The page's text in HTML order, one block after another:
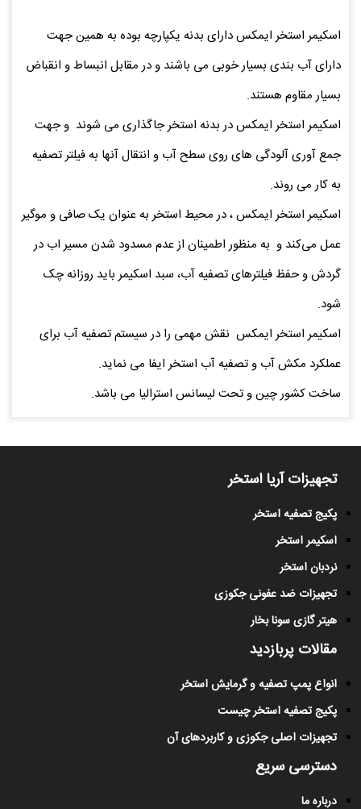
اسکیمر استخر ایمکس دارای بدنه یکپارچه بوده به همین جهت
دارای آب بندی بسیار خوبی می باشند و در مقابل انبساط و انقباض
بسیار مقاوم هستند.
اسکیمر استخر ایمکس در بدنه استخر جاگذاری می شوند و جهت
جمع آوری آلودگی های روی سطح آب و انتقال آنها به فیلتر تصفیه
به کار می روند.
اسکیمر استخر ایمکس ، در محیط استخر به عنوان یک صافی و موگیر
عمل می‌کند و به منظور اطمینان از عدم مسدود شدن مسیر اب در
گردش و حفظ فیلترهای تصفیه آب، سبد اسکیمر باید روزانه چک
شود.
اسکیمر استخر ایمکس نقش مهمی را در سیستم تصفیه آب برای
عملکرد مکش آب و تصفیه آب استخر ایفا می نماید.
ساخت کشور چین و تحت لیسانس استرالیا می باشد.
تجهیزات آریا استخر
پکیج تصفیه استخر
اسکیمر استخر
نردبان استخر
تجهیزات ضد عفونی جکوزی
هیتر گازی سونا بخار
مقالات پربازدید
انواع پمپ تصفیه و گرمایش استخر
پکیج تصفیه استخر چیست
تجهیزات اصلی جکوزی و کاربردهای آن
دسترسی سریع
درباره ما